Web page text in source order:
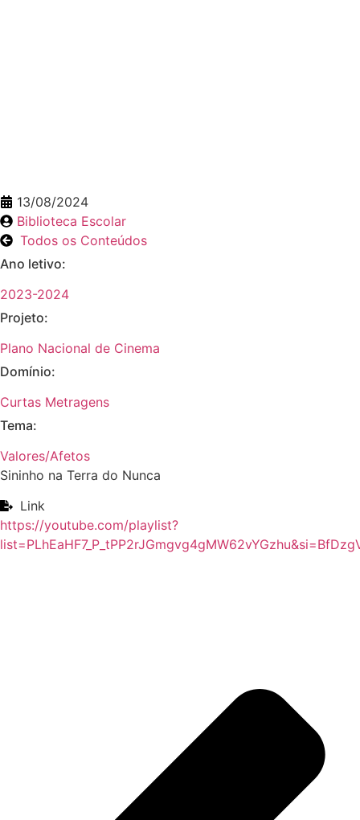
13/08/2024
Biblioteca Escolar
Todos os Conteúdos
Ano letivo:
2023-2024
Projeto:
Plano Nacional de Cinema
Domínio:
Curtas Metragens
Tema:
Valores/Afetos
Sininho na Terra do Nunca
Link
https://youtube.com/playlist?